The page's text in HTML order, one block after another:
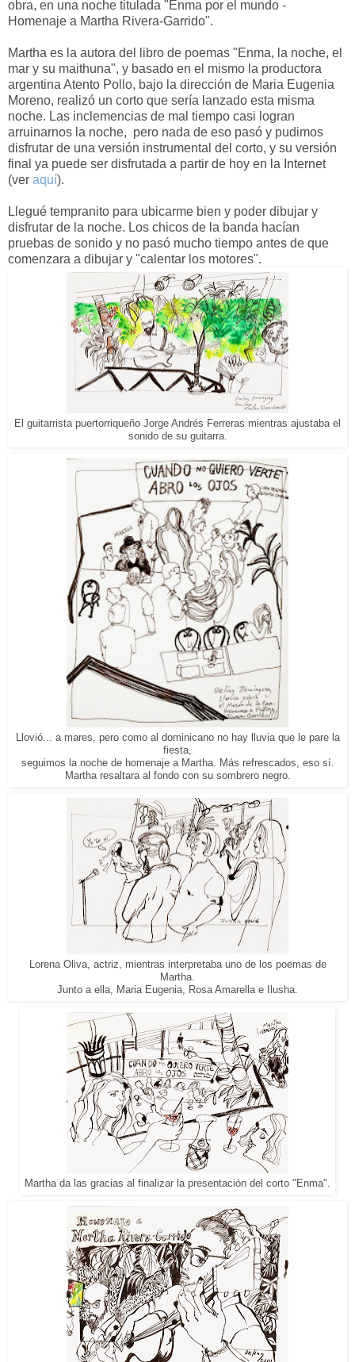
obra, en una noche titulada "Enma por el mundo -
Homenaje a Martha Rivera-Garrido".
Martha es la autora del libro de poemas "Enma, la noche, el
mar y su maithuna", y basado en el mismo la productora
argentina Atento Pollo, bajo la dirección de Maria Eugenia
Moreno, realizó un corto que sería lanzado esta misma
noche. Las inclemencias de mal tiempo casi logran
arruinarnos la noche, pero nada de eso pasó y pudimos
disfrutar de una versión instrumental del corto, y su versión
final ya puede ser disfrutada a partir de hoy en la Internet
(ver aquí).
Llegué tempranito para ubicarme bien y poder dibujar y
disfrutar de la noche. Los chicos de la banda hacían
pruebas de sonido y no pasó mucho tiempo antes de que
comenzara a dibujar y "calentar los motores".
El guitarrista puertorriqueño Jorge Andrés Ferreras mientras ajustaba el
sonido de su guitarra.
Llovió... a mares, pero como al dominicano no hay lluvia que le pare la
fiesta,
seguimos la noche de homenaje a Martha. Más refrescados, eso sí.
Martha resaltara al fondo con su sombrero negro.
Lorena Oliva, actriz, mientras interpretaba uno de los poemas de
Martha.
Junto a ella, Maria Eugenia, Rosa Amarella e Ilusha.
Martha da las gracias al finalizar la presentación del corto "Enma".